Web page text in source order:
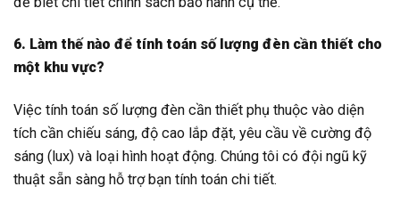
6. Làm thế nào để tính toán số lượng đèn cần thiết cho
một khu vực?
Việc tính toán số lượng đèn cần thiết phụ thuộc vào diện
tích cần chiếu sáng, độ cao lắp đặt, yêu cầu về cường độ
sáng (lux) và loại hình hoạt động. Chúng tôi có đội ngũ kỹ
thuật sẵn sàng hỗ trợ bạn tính toán chi tiết.